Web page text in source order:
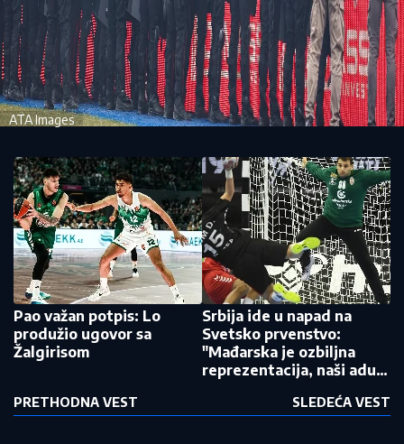
ATA Images
Pao važan potpis: Lo
produžio ugovor sa
Žalgirisom
PRETHODNA VEST
Srbija ide u napad na
Svetsko prvenstvo:
"Mađarska je ozbiljna
reprezentacija, naši aduti
SLEDEĆA VEST